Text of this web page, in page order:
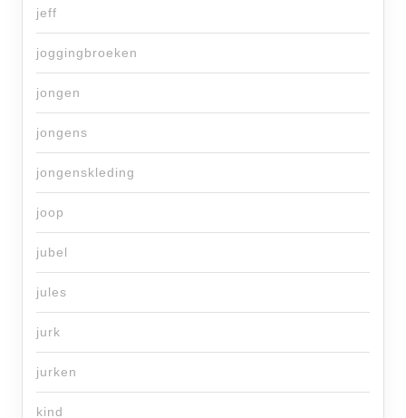
jeff
joggingbroeken
jongen
jongens
jongenskleding
joop
jubel
jules
jurk
jurken
kind